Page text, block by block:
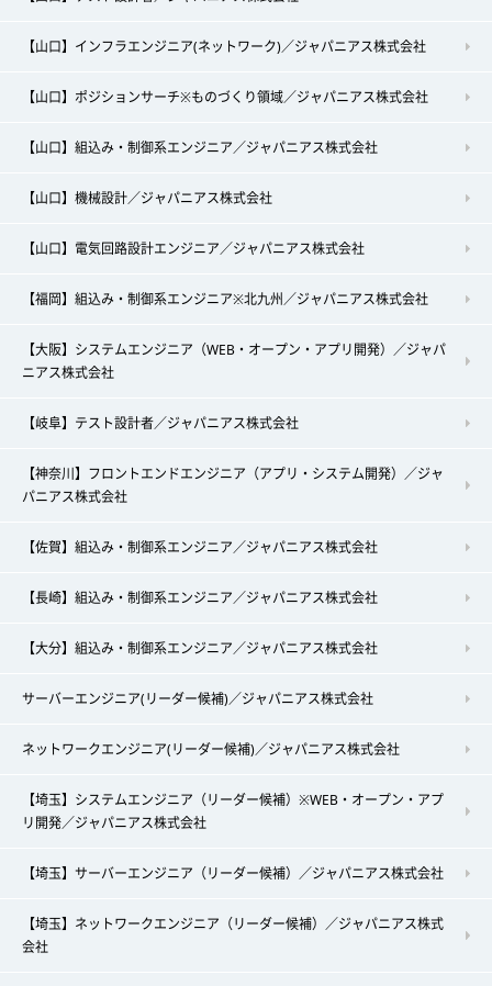
【山口】インフラエンジニア(ネットワーク)／ジャパニアス株式会社
【山口】ポジションサーチ※ものづくり領域／ジャパニアス株式会社
【山口】組込み・制御系エンジニア／ジャパニアス株式会社
【山口】機械設計／ジャパニアス株式会社
【山口】電気回路設計エンジニア／ジャパニアス株式会社
【福岡】組込み・制御系エンジニア※北九州／ジャパニアス株式会社
【大阪】システムエンジニア（WEB・オープン・アプリ開発）／ジャパ
ニアス株式会社
【岐阜】テスト設計者／ジャパニアス株式会社
【神奈川】フロントエンドエンジニア（アプリ・システム開発）／ジャ
パニアス株式会社
【佐賀】組込み・制御系エンジニア／ジャパニアス株式会社
【長崎】組込み・制御系エンジニア／ジャパニアス株式会社
【大分】組込み・制御系エンジニア／ジャパニアス株式会社
サーバーエンジニア(リーダー候補)／ジャパニアス株式会社
ネットワークエンジニア(リーダー候補)／ジャパニアス株式会社
【埼玉】システムエンジニア（リーダー候補）※WEB・オープン・アプ
リ開発／ジャパニアス株式会社
【埼玉】サーバーエンジニア（リーダー候補）／ジャパニアス株式会社
【埼玉】ネットワークエンジニア（リーダー候補）／ジャパニアス株式
会社